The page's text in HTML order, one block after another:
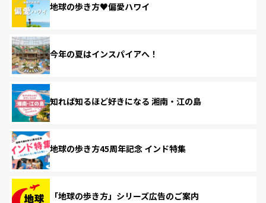
地球の歩き方♥偏愛ハワイ
今年の夏はインスパイアへ！
知れば知るほど好きになる 湘南・江の島
地球の歩き方45周年記念 インド特集
「地球の歩き方」シリーズ広告のご案内